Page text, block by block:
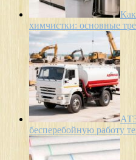
химчистки: основные
бесперебойную работу